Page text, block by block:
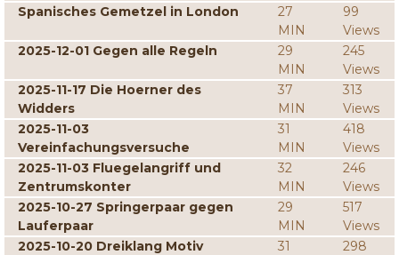
Spanisches Gemetzel in London
27
MIN
99
Views
2025-12-01 Gegen alle Regeln
29
MIN
245
Views
2025-11-17 Die Hoerner des
Widders
37
MIN
313
Views
2025-11-03
Vereinfachungsversuche
31
MIN
418
Views
2025-11-03 Fluegelangriff und
Zentrumskonter
32
MIN
246
Views
2025-10-27 Springerpaar gegen
Lauferpaar
29
MIN
517
Views
2025-10-20 Dreiklang Motiv
31
298